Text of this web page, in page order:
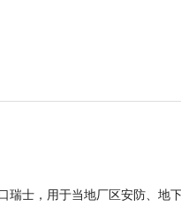
士，用于当地厂区安防、地